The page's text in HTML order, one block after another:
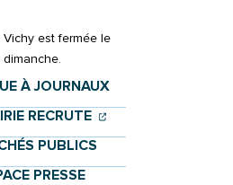
Vichy est fermée le
À JOURNAUX
RECRUTE (OUVERTURE
(OUVERTURE
PUBLICS
PRESSE